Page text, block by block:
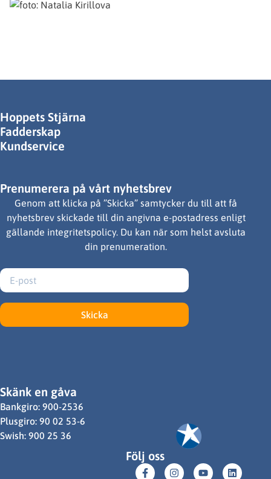
Hoppets Stjärna
Fadderskap
Kundservice
Prenumerera på vårt nyhetsbrev
Genom att klicka på ”Skicka” samtycker du till att få
nyhetsbrev skickade till din angivna e-postadress enligt
gällande integritetspolicy. Du kan när som helst avsluta
din prenumeration.
Skicka
Skänk en gåva
Bankgiro: 900-2536
Plusgiro: 90 02 53-6
Swish: 900 25 36
Följ oss